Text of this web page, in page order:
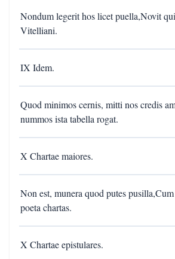
Nondum legerit hos licet puella,Novit
Vitelliani.
IX Idem.
Quod minimos cernis, mitti nos credis
nummos ista tabella rogat.
X Chartae maiores.
Non est, munera quod putes
poeta chartas.
X Chartae epistulares.